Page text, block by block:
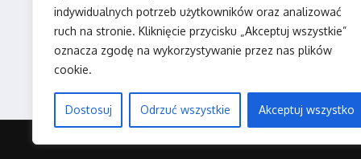
indywidualnych potrzeb użytkowników oraz analizować
ruch na stronie. Kliknięcie przycisku „Akceptuj wszystkie”
oznacza zgodę na wykorzystywanie przez nas plików
cookie.
Dostosuj Odrzuć wszystkie Akceptuj wszystko